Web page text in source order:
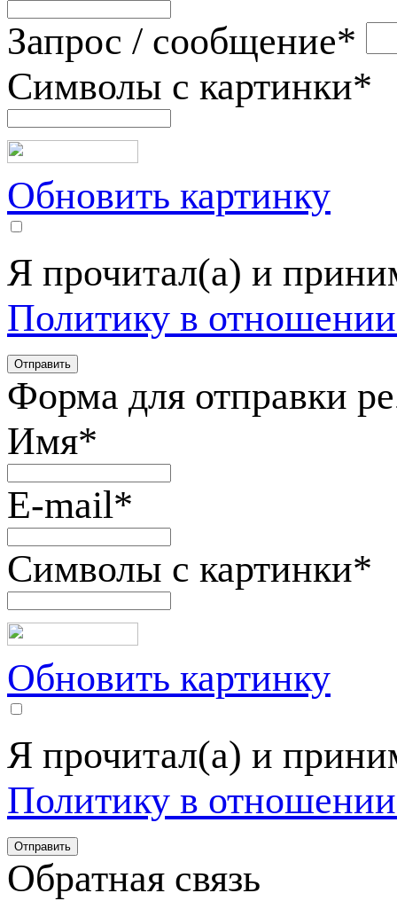
Запрос / сообщение*
Символы с картинки*
Обновить картинку
Я прочитал(а) и
Политику в
Форма для отправки
Имя*
E-mail*
Символы с картинки*
Обновить картинку
Я прочитал(а) и
Политику в
Обратная связь